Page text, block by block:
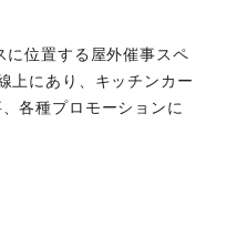
位置する屋外催事スペ
上にあり、キッチンカー
各種プロモーションに